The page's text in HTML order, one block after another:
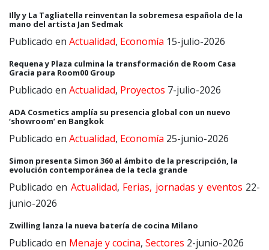
Illy y La Tagliatella reinventan la sobremesa española de la
mano del artista Jan Sedmak
Publicado en Actualidad, Economía 15-julio-2026
Requena y Plaza culmina la transformación de Room Casa
Gracia para Room00 Group
Publicado en Actualidad, Proyectos 7-julio-2026
ADA Cosmetics amplía su presencia global con un nuevo
‘showroom’ en Bangkok
Publicado en Actualidad, Economía 25-junio-2026
Simon presenta Simon 360 al ámbito de la prescripción, la
evolución contemporánea de la tecla grande
Publicado en Actualidad, Ferias, jornadas y eventos 22-
junio-2026
Zwilling lanza la nueva batería de cocina Milano
Publicado en Menaje y cocina, Sectores 2-junio-2026